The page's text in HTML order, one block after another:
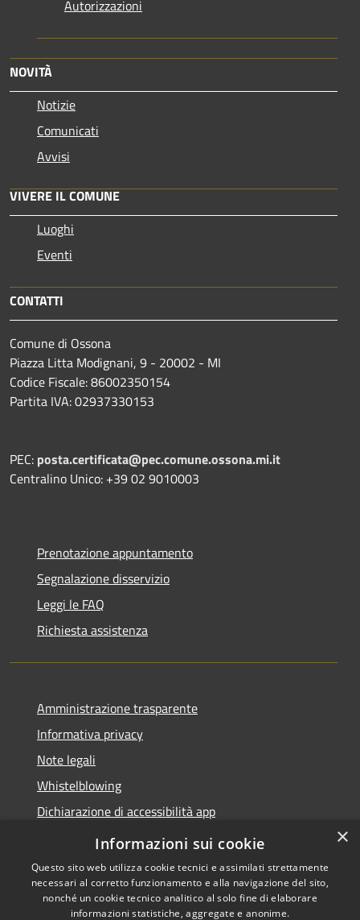
Autorizzazioni
NOVITÀ
Notizie
Comunicati
Avvisi
VIVERE IL COMUNE
Luoghi
Eventi
CONTATTI
Comune di Ossona
Piazza Litta Modignani, 9 - 20002 - MI
Codice Fiscale: 86002350154
Partita IVA: 02937330153
PEC: posta.certificata@pec.comune.ossona.mi.it
Centralino Unico: +39 02 9010003
Prenotazione appuntamento
Segnalazione disservizio
Leggi le FAQ
Richiesta assistenza
Amministrazione trasparente
Informativa privacy
Note legali
Whistelblowing
Dichiarazione di accessibilità app
Dichiarazione di accessibilità sito
×
Informazioni sui cookie
Questo sito web utilizza cookie tecnici e assimilati strettamente
necessari al corretto funzionamento e alla navigazione del sito,
nonché un cookie tecnico analitico al solo fine di elaborare
informazioni statistiche, aggregate e anonime.